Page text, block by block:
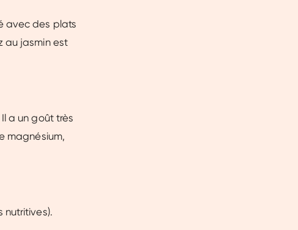
avec des plats
au jasmin est
a un goût très
magnésium,
nutritives).